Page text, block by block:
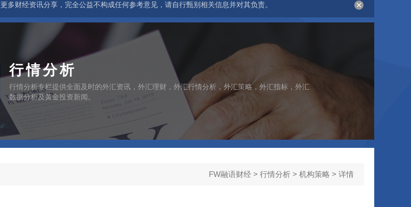
财经资讯分享，完全公益不构成任何参考意见，请自行甄别相关信息并对其负责。
行情分析
行情分析专栏提供全面及时的外汇资讯，外汇理财，外汇行情分析，外汇策略，外汇指标，外汇
数据分析及黄金投资新闻。
FW融语财经 > 行情分析 > 机构策略 > 详情